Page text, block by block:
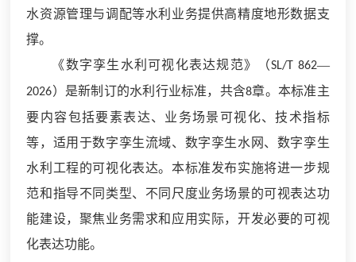
水资源管理与调配等水利业务提供高精度地形数据支
撑。
《数字孪生水利可视化表达规范》（SL/T 862—
2026）是新制订的水利行业标准，共含8章。本标准主
要内容包括要素表达、业务场景可视化、技术指标
等，适用于数字孪生流域、数字孪生水网、数字孪生
水利工程的可视化表达。本标准发布实施将进一步规
范和指导不同类型、不同尺度业务场景的可视表达功
能建设，聚焦业务需求和应用实际，开发必要的可视
化表达功能。